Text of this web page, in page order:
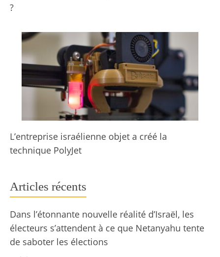
?
L’entreprise israélienne objet a créé la
technique PolyJet
Articles récents
Dans l’étonnante nouvelle réalité d’Israël, les
électeurs s’attendent à ce que Netanyahu tente
de saboter les élections